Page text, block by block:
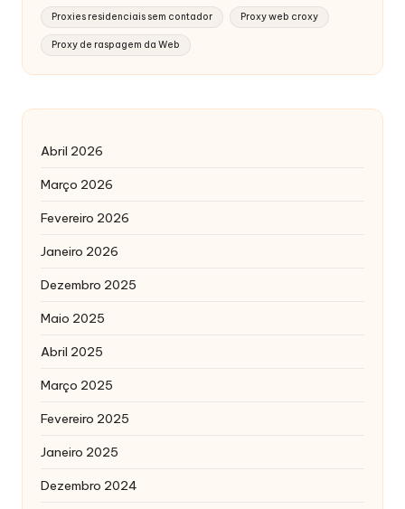
Proxies residenciais sem contador Proxy web croxy
Proxy de raspagem da Web
Abril 2026
Março 2026
Fevereiro 2026
Janeiro 2026
Dezembro 2025
Maio 2025
Abril 2025
Março 2025
Fevereiro 2025
Janeiro 2025
Dezembro 2024